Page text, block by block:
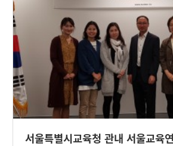
서울특별시교육청 관내 서울교육